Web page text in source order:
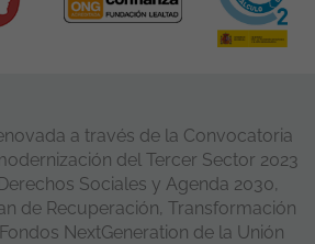
a través de la Convocatoria
del Tercer Sector 2023
Sociales y Agenda 2030,
de Recuperación, Transformación
NextGeneration de la Unión